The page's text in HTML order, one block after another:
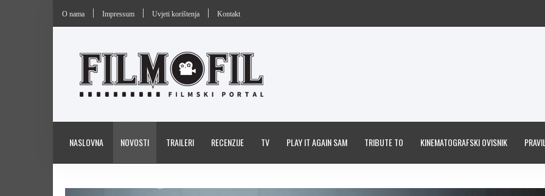
O nama Impressum Uvjeti korištenja Kontakt
NASLOVNA NOVOSTI TRAILERI RECENZIJE TV PLAY IT AGAIN SAM TRIBUTE TO KINEMATOGRAFSKI OVISNIK